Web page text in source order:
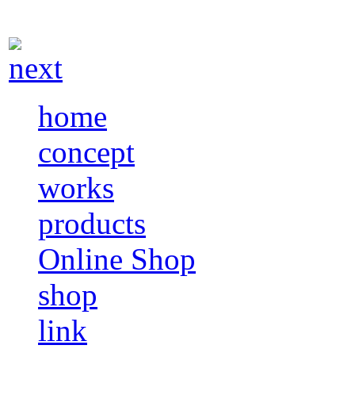
home
concept
works
products
Online Shop
shop
link